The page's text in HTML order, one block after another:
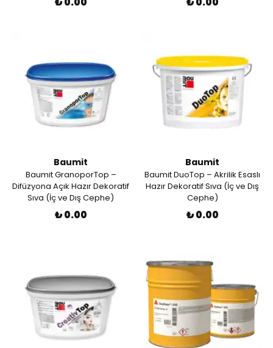
Baumit
Baumit GranoporTop –
Difüzyona Açık Hazır Dekoratif
Sıva (İç ve Dış Cephe)
₺ 0.00
Baumit
Baumit DuoTop – Akrilik Esaslı
Hazır Dekoratif Sıva (İç ve Dış
Cephe)
₺ 0.00